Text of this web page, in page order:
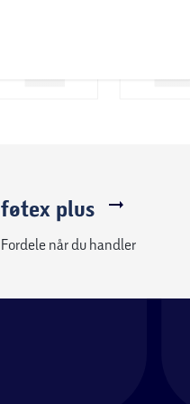
føtex plus
Fordele når du handler